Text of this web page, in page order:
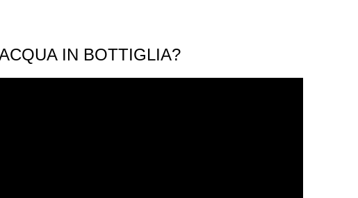
IN BOTTIGLIA?